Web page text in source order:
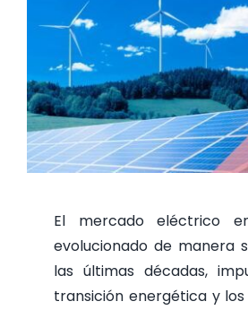
El mercado eléctrico
evolucionado de manera
las últimas décadas,
transición energética y